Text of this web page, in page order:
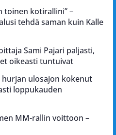
toinen kotirallini” –
tehdä saman kuin Kalle
Sami Pajari paljasti,
oikeasti tuntuivat
ulosajon kokenut
loppukauden
MM-rallin voittoon –